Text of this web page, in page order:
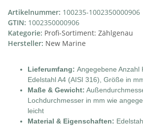
Artikelnummer: 100235-1002350000906
GTIN: 1002350000906
Kategorie: Profi-Sortiment: Zählgenau
Hersteller: New Marine
Lieferumfang: Angegebene Anzahl
Edelstahl A4 (AISI 316), Größe in
Maße & Gewicht:
Lochdurchmesser in mm wie
leicht
Material & Eigenschaften: